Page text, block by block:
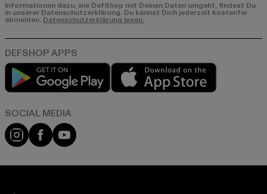
Informationen dazu, wie DefShop mit Deinen Daten umgeht, findest Du
in unserer Datenschutzerklärung. Du kannst Dich jederzeit kostenfei
abmelden. Datenschutzerklärung lesen.
Play market
Instagram
FacebookYouTube